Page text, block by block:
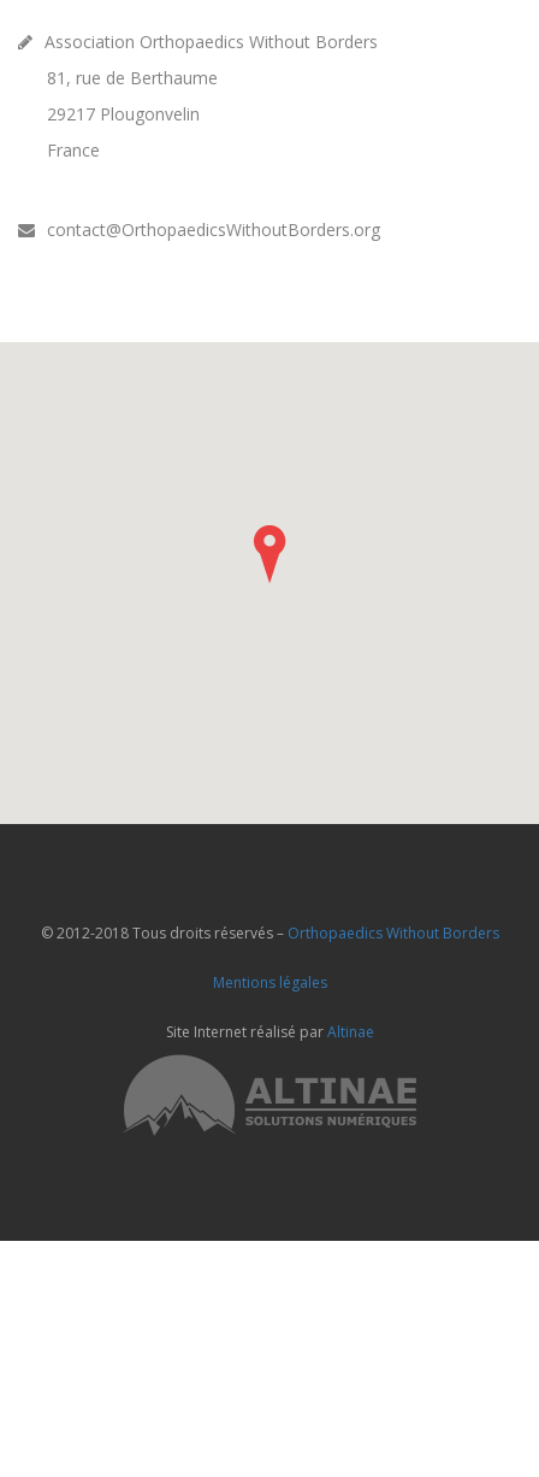
Association Orthopaedics Without Borders
81, rue de Berthaume
29217 Plougonvelin
France
contact@OrthopaedicsWithoutBorders.org
© 2012-2018 Tous droits réservés – Orthopaedics Without Borders
Mentions légales
Site Internet réalisé parAltinae